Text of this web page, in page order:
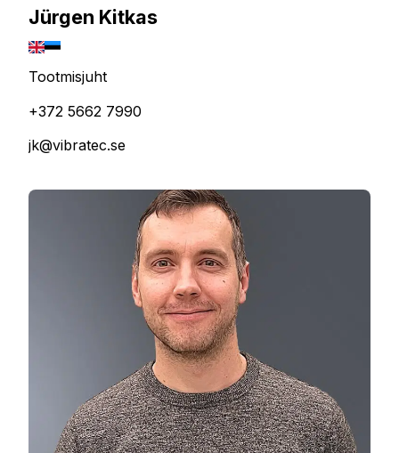
Jürgen Kitkas
Tootmisjuht
+372 5662 7990
jk@vibratec.se